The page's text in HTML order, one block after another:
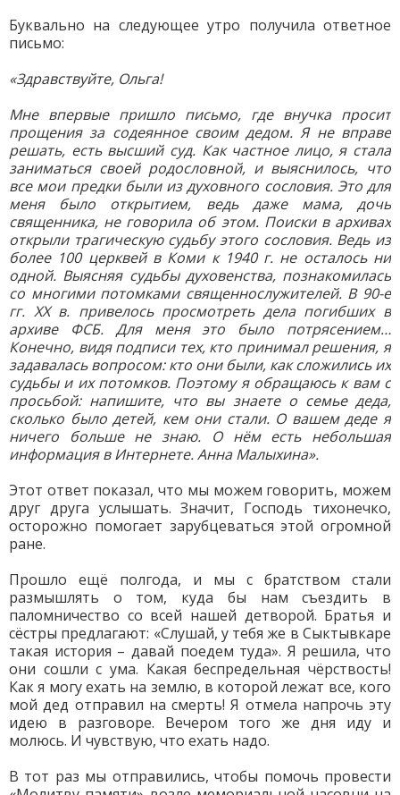
Буквально на следующее утро получила ответное
письмо:
«Здравствуйте, Ольга!
Мне впервые пришло письмо, где внучка просит
прощения за содеянное своим дедом. Я не вправе
решать, есть высший суд. Как частное лицо, я стала
заниматься своей родословной, и выяснилось, что
все мои предки были из духовного сословия. Это для
меня было открытием, ведь даже мама, дочь
священника, не говорила об этом. Поиски в архивах
открыли трагическую судьбу этого сословия. Ведь из
более 100 церквей в Коми к 1940 г. не осталось ни
одной. Выясняя судьбы духовенства, познакомилась
со многими потомками священнослужителей. В 90-е
гг. ХХ в. привелось просмотреть дела погибших в
архиве ФСБ. Для меня это было потрясением…
Конечно, видя подписи тех, кто принимал решения, я
задавалась вопросом: кто они были, как сложились их
судьбы и их потомков. Поэтому я обращаюсь к вам с
просьбой: напишите, что вы знаете о семье деда,
сколько было детей, кем они стали. О вашем деде я
ничего больше не знаю. О нём есть небольшая
информация в Интернете. Анна Малыхина».
Этот ответ показал, что мы можем говорить, можем
друг друга услышать. Значит, Господь тихонечко,
осторожно помогает зарубцеваться этой огромной
ране.
Прошло ещё полгода, и мы с братством стали
размышлять о том, куда бы нам съездить в
паломничество со всей нашей детворой. Братья и
сёстры предлагают: «Слушай, у тебя же в Сыктывкаре
такая история – давай поедем туда». Я решила, что
они сошли с ума. Какая беспредельная чёрствость!
Как я могу ехать на землю, в которой лежат все, кого
мой дед отправил на смерть! Я отмела напрочь эту
идею в разговоре. Вечером того же дня иду и
молюсь. И чувствую, что ехать надо.
В тот раз мы отправились, чтобы помочь провести